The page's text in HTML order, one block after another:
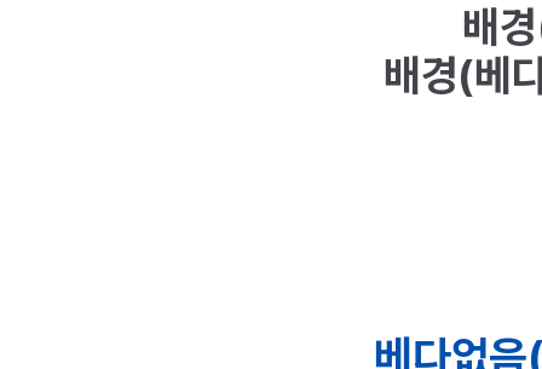
배
배경(베
베다없